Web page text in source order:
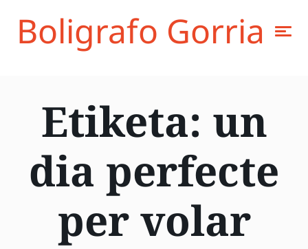
Boligrafo Gorria
Etiketa: un
dia perfecte
per volar